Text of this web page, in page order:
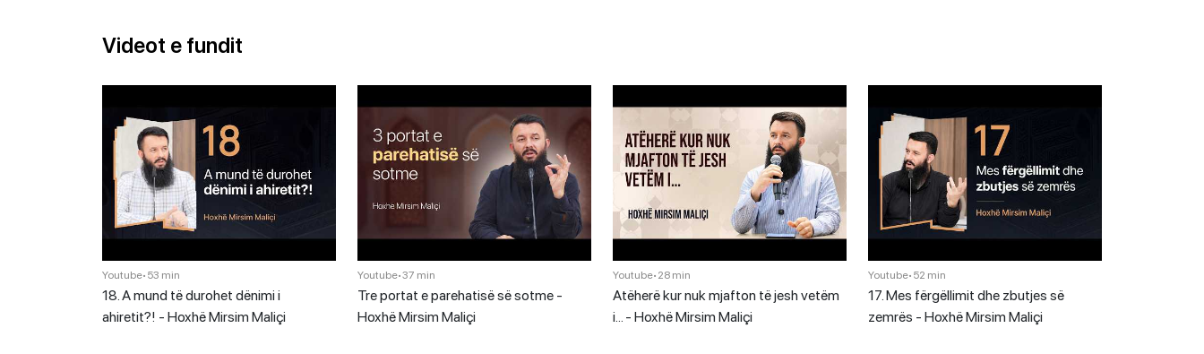
Videot e fundit
Youtube• 53 min
18. A mund të durohet dënimi i
ahiretit?! - Hoxhë Mirsim Maliçi
Youtube•37 min
Tre portat e parehatisë së sotme -
Hoxhë Mirsim Maliçi
Youtube• 28 min
Atëherë kur nuk mjafton të jesh vetëm
i… - Hoxhë Mirsim Maliçi
Youtube• 52 min
17. Mes fërgëllimit dhe zbutjes së
zemrës - Hoxhë Mirsim Maliçi